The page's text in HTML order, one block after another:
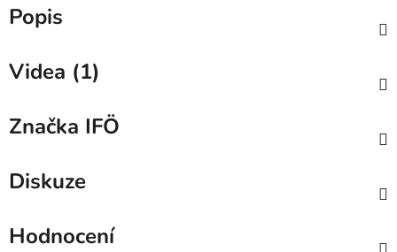
Popis
Videa (1)
Značka IFÖ
Diskuze
Hodnocení